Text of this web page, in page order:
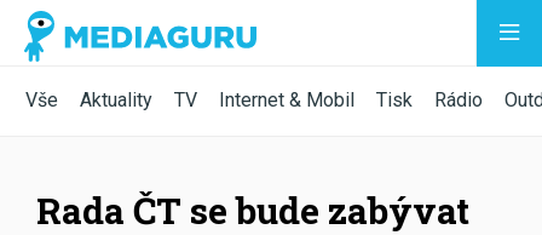
Vše Aktuality TV Internet & Mobil Tisk Rádio
Rada ČT se bude zabývat